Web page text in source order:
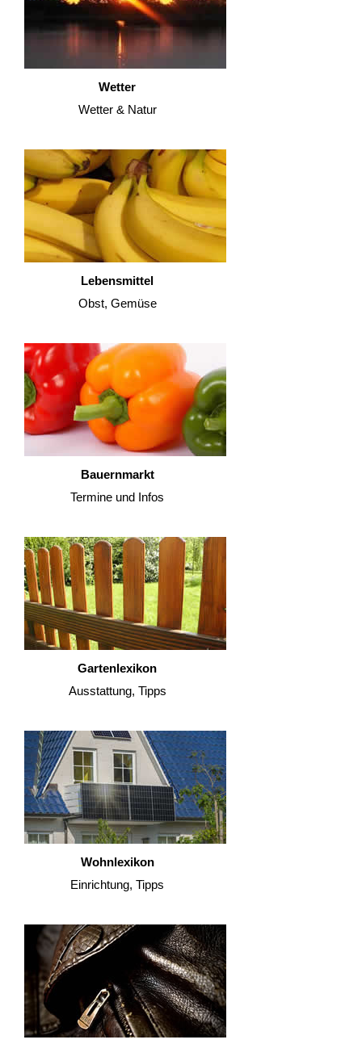
Wetter
Wetter & Natur
Lebensmittel
Obst, Gemüse
Bauernmarkt
Termine und Infos
Gartenlexikon
Ausstattung, Tipps
Wohnlexikon
Einrichtung, Tipps